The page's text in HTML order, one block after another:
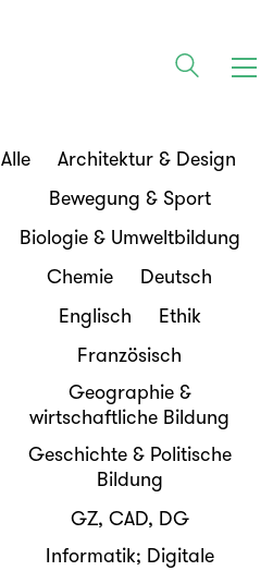
Alle
Architektur & Design
Bewegung & Sport
Biologie & Umweltbildung
Chemie
Deutsch
Englisch
Ethik
Französisch
Geographie &
wirtschaftliche Bildung
Geschichte & Politische
Bildung
GZ, CAD, DG
Informatik; Digitale